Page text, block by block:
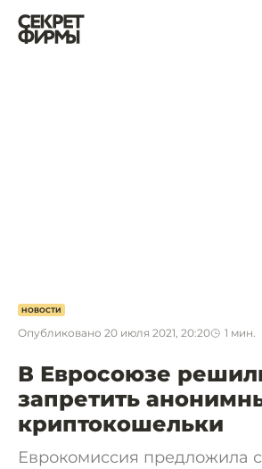
НОВОСТИ
Опубликовано 20 июля 2021, 20:20 1 мин.
В Евросоюзе
запретить
криптокошельки
Еврокомиссия предложила